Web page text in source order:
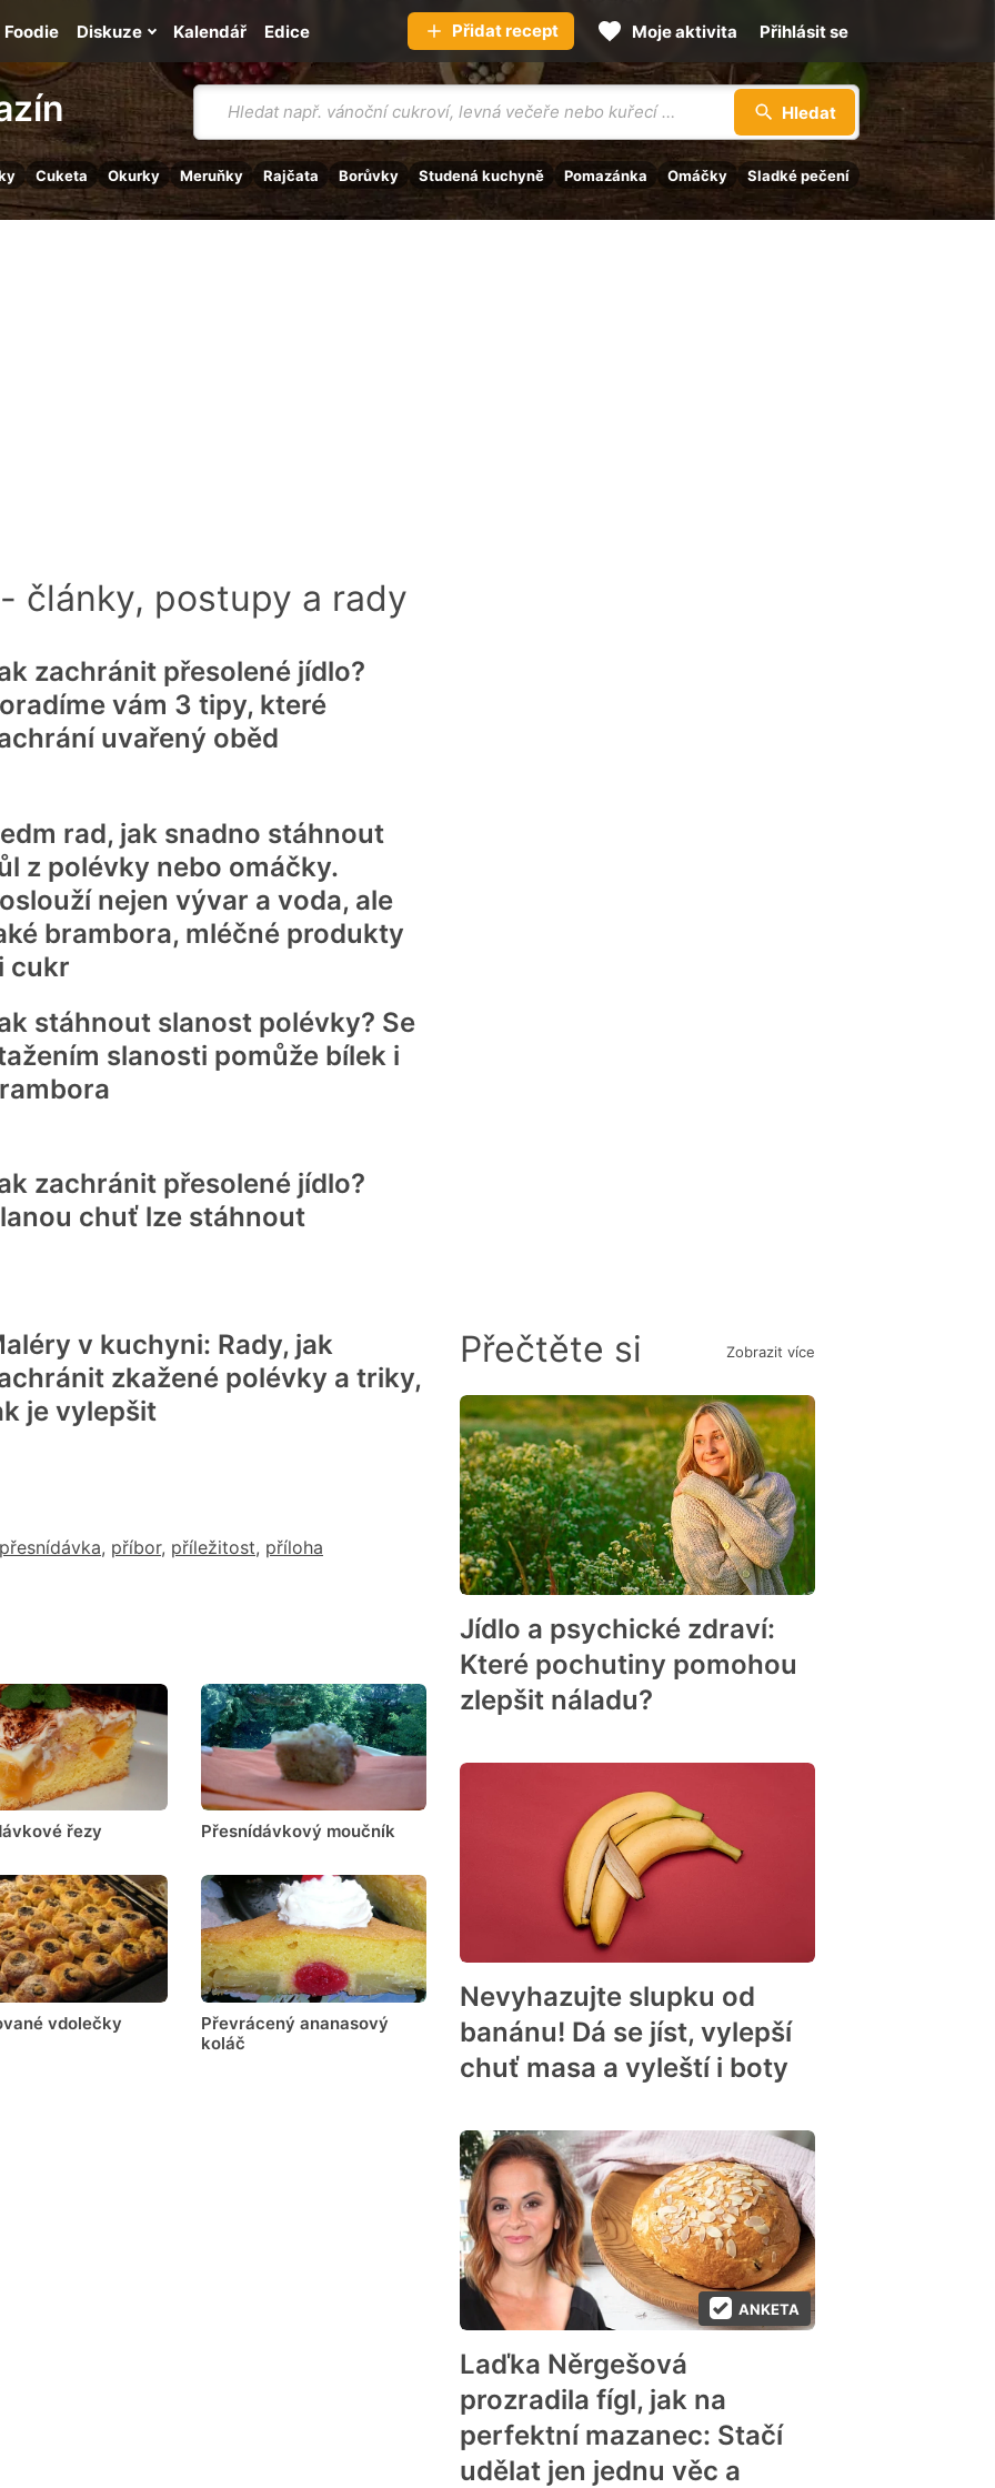
Vyhledávání
Hledat
Cuketa Okurky Meruňky Rajčata Borůvky Studená kuchyně Pomazánka Omáčky Sladké pečení
Kalendář
Foodie Diskuze Edice Přidat recept Moje aktivita Přihlásit se
články, postupy a rady
zachránit přesolené jídlo?
vám 3 tipy, které
uvařený oběd
rad, jak snadno stáhnout
z polévky nebo omáčky.
nejen vývar a voda, ale
brambora, mléčné produkty
cukr
stáhnout slanost polévky? Se
slanosti pomůže bílek i
zachránit přesolené jídlo?
chuť lze stáhnout
v kuchyni: Rady, jak
zkažené polévky a triky,
je vylepšit
přesnídávka, příbor, příležitost, příloha
řezy Přesnídávkový moučník
vdolečky
Převrácený ananasový
koláč
Přečtěte si Zobrazit více
Jídlo a psychické zdraví:
Které pochutiny pomohou
zlepšit náladu?
Nevyhazujte slupku od
banánu! Dá se jíst, vylepší
chuť masa a vyleští i boty
ANKETA
Laďka Něrgešová
prozradila fígl, jak na
perfektní mazanec: Stačí
udělat jen jednu věc a